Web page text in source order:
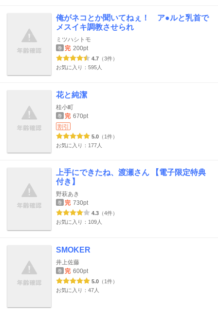
俺がネコとか聞いてねぇ！ ア●ルと乳首で
メスイキ調教させられ
ミツハシトモ
巻 完 200pt
4.7 （3件）
お気に入り：595人
花と純潔
桂小町
巻 完 670pt
割引
5.0 （1件）
お気に入り：177人
上手にできたね、渡瀬さん 【電子限定特典
付き】
野萩あき
巻 完 730pt
4.3 （4件）
お気に入り：109人
SMOKER
井上佐藤
巻 完 600pt
5.0 （1件）
お気に入り：47人